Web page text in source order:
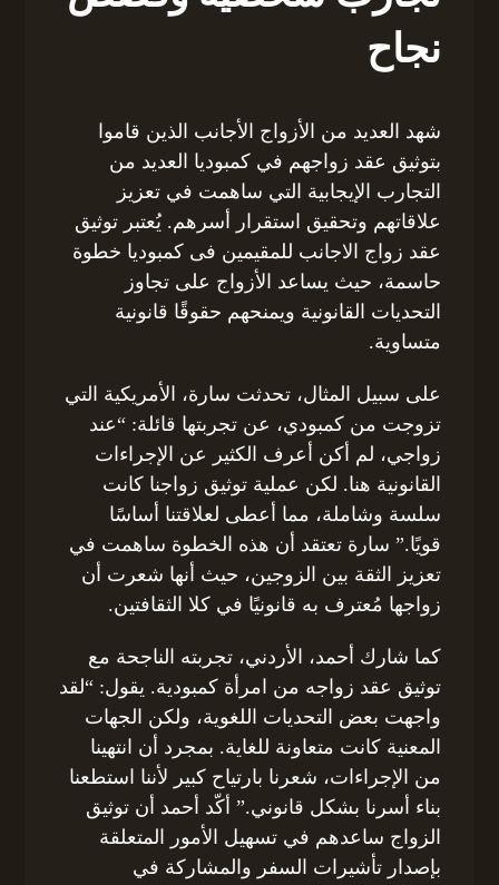
نجاح
شهد العديد من الأزواج الأجانب الذين قاموا
بتوثيق عقد زواجهم في كمبوديا العديد من
التجارب الإيجابية التي ساهمت في تعزيز
علاقاتهم وتحقيق استقرار أسرهم. يُعتبر توثيق
عقد زواج الاجانب للمقيمين فى كمبوديا خطوة
حاسمة، حيث يساعد الأزواج على تجاوز
التحديات القانونية ويمنحهم حقوقًا قانونية
متساوية.
على سبيل المثال، تحدثت سارة، الأمريكية التي
تزوجت من كمبودي، عن تجربتها قائلة: “عند
زواجي، لم أكن أعرف الكثير عن الإجراءات
القانونية هنا. لكن عملية توثيق زواجنا كانت
سلسة وشاملة، مما أعطى لعلاقتنا أساسًا
قويًا.” سارة تعتقد أن هذه الخطوة ساهمت في
تعزيز الثقة بين الزوجين، حيث أنها شعرت أن
زواجها مُعترف به قانونيًا في كلا الثقافتين.
كما شارك أحمد، الأردني، تجربته الناجحة مع
توثيق عقد زواجه من امرأة كمبودية. يقول: “لقد
واجهت بعض التحديات اللغوية، ولكن الجهات
المعنية كانت متعاونة للغاية. بمجرد أن انتهينا
من الإجراءات، شعرنا بارتياح كبير لأننا استطعنا
بناء أسرنا بشكل قانوني.” أكّد أحمد أن توثيق
الزواج ساعدهم في تسهيل الأمور المتعلقة
بإصدار تأشيرات السفر والمشاركة في